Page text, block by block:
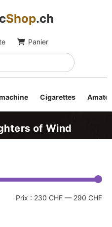
Shop.ch
Panier
Cigarettes
of Wind
Prix : 230 CHF — 290 CHF